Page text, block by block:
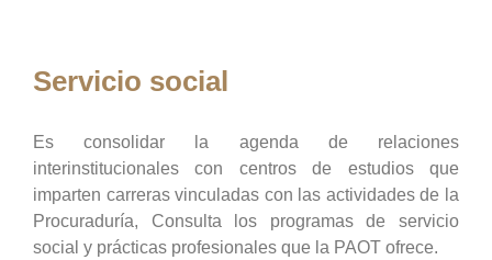
Servicio social
Es consolidar la agenda de relaciones
interinstitucionales con centros de estudios que
imparten carreras vinculadas con las actividades de la
Procuraduría, Consulta los programas de servicio
social y prácticas profesionales que la PAOT ofrece.